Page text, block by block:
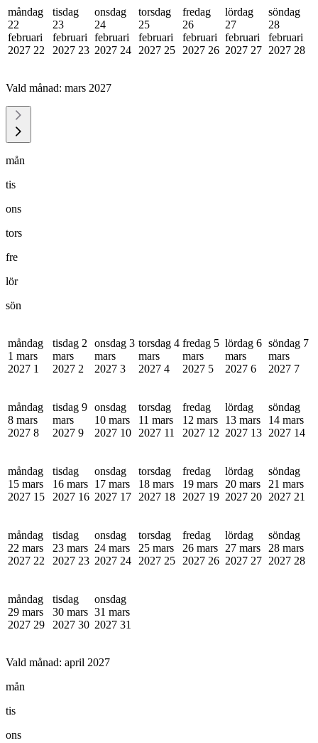
måndag
22
februari
2027 22
tisdag
23
februari
2027 23
onsdag
24
februari
2027 24
torsdag
25
februari
2027 25
fredag
26
februari
2027 26
lördag
27
februari
2027 27
söndag
28
februari
2027 28
Vald månad: mars 2027
mån
tis
ons
tors
fre
lör
sön
måndag
1 mars
2027 1
tisdag 2
mars
2027 2
onsdag 3
mars
2027 3
torsdag 4
mars
2027 4
fredag 5
mars
2027 5
lördag 6
mars
2027 6
söndag 7
mars
2027 7
måndag
8 mars
2027 8
tisdag 9
mars
2027 9
onsdag
10 mars
2027 10
torsdag
11 mars
2027 11
fredag
12 mars
2027 12
lördag
13 mars
2027 13
söndag
14 mars
2027 14
måndag
15 mars
2027 15
tisdag
16 mars
2027 16
onsdag
17 mars
2027 17
torsdag
18 mars
2027 18
fredag
19 mars
2027 19
lördag
20 mars
2027 20
söndag
21 mars
2027 21
måndag
22 mars
2027 22
tisdag
23 mars
2027 23
onsdag
24 mars
2027 24
torsdag
25 mars
2027 25
fredag
26 mars
2027 26
lördag
27 mars
2027 27
söndag
28 mars
2027 28
måndag
29 mars
2027 29
tisdag
30 mars
2027 30
onsdag
31 mars
2027 31
Vald månad: april 2027
mån
tis
ons